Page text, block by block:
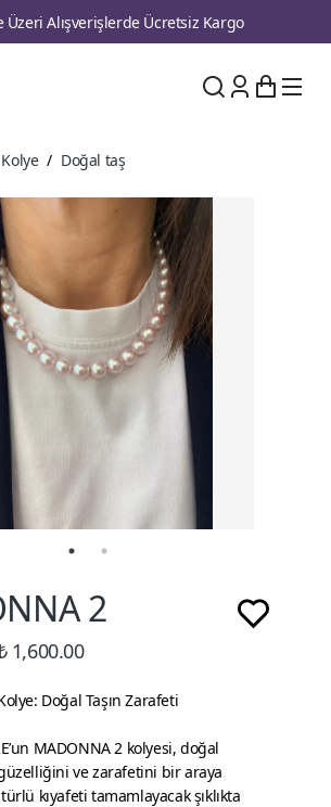
Üzeri Alışverişlerde Ücretsiz Kargo
Kolye / Doğal taş
2
1,600.00
Doğal Taşın Zarafeti
MADONNA 2 kolyesi, doğal
ve zarafetini bir araya
kıyafeti tamamlayacak şıklıkta